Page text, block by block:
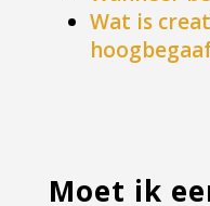
Wat is
Moet ik